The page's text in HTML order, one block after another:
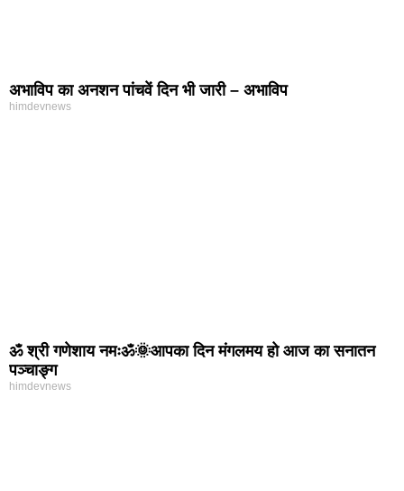
अभाविप का अनशन पांचवें दिन भी जारी – अभाविप
himdevnews
ॐ श्री गणेशाय नमःॐ🌞आपका दिन मंगलमय हो आज का सनातन
पञ्चाङ्ग
himdevnews